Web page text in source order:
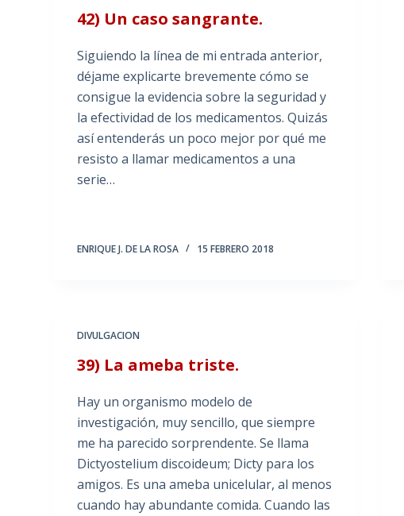
42) Un caso sangrante.
Siguiendo la línea de mi entrada anterior,
déjame explicarte brevemente cómo se
consigue la evidencia sobre la seguridad y
la efectividad de los medicamentos. Quizás
así entenderás un poco mejor por qué me
resisto a llamar medicamentos a una
serie…
ENRIQUE J. DE LA ROSA 15 FEBRERO 2018
DIVULGACION
39) La ameba triste.
Hay un organismo modelo de
investigación, muy sencillo, que siempre
me ha parecido sorprendente. Se llama
Dictyostelium discoideum; Dicty para los
amigos. Es una ameba unicelular, al menos
cuando hay abundante comida. Cuando las